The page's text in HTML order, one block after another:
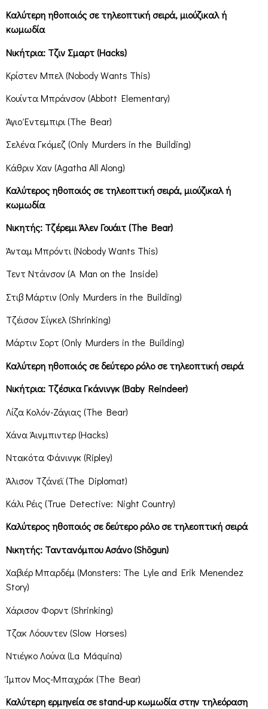
Καλύτερη ηθοποιός σε τηλεοπτική σειρά, μιούζικαλ ή
κωμωδία
Νικήτρια: Τζιν Σμαρτ (Hacks)
Κρίστεν Μπελ (Nobody Wants This)
Κουίντα Μπράνσον (Abbott Elementary)
Άγιο Έντεμπιρι (The Bear)
Σελένα Γκόμεζ (Only Murders in the Building)
Κάθριν Χαν (Agatha All Along)
Καλύτερος ηθοποιός σε τηλεοπτική σειρά, μιούζικαλ ή
κωμωδία
Νικητής: Τζέρεμι Άλεν Γουάιτ (The Bear)
Άνταμ Μπρόντι (Nobody Wants This)
Τεντ Ντάνσον (A Man on the Inside)
Στιβ Μάρτιν (Only Murders in the Building)
Τζέισον Σίγκελ (Shrinking)
Μάρτιν Σορτ (Only Murders in the Building)
Καλύτερη ηθοποιός σε δεύτερο ρόλο σε τηλεοπτική σειρά
Νικήτρια: Τζέσικα Γκάνινγκ (Baby Reindeer)
Λίζα Κολόν-Ζάγιας (The Bear)
Χάνα Άινμπιντερ (Hacks)
Ντακότα Φάνινγκ (Ripley)
Άλισον Τζάνεϊ (The Diplomat)
Κάλι Ρέις (True Detective: Night Country)
Καλύτερος ηθοποιός σε δεύτερο ρόλο σε τηλεοπτική σειρά
Νικητής: Ταντανόμπου Ασάνο (Shōgun)
Χαβιέρ Μπαρδέμ (Monsters: The Lyle and Erik Menendez
Story)
Χάρισον Φορντ (Shrinking)
Τζακ Λόουντεν (Slow Horses)
Ντιέγκο Λούνα (La Máquina)
Ίμπον Μος-Μπαχράκ (The Bear)
Καλύτερη ερμηνεία σε stand-up κωμωδία στην τηλεόραση